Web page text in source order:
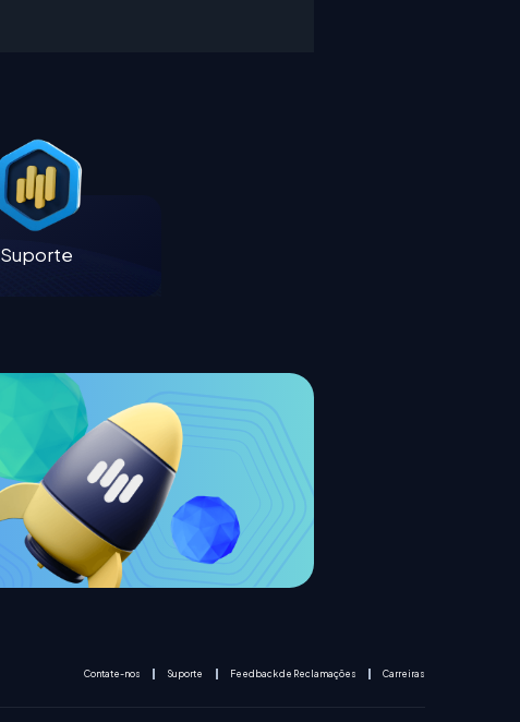
Suporte
Contate-nos Suporte Feedback de Reclamações Carreiras